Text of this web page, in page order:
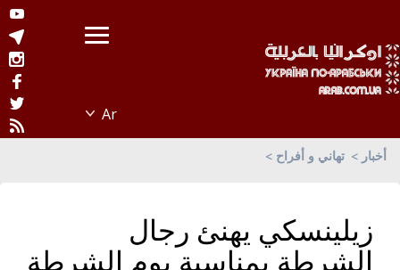
أخبار تهاني و أفراح
زيلينسكي يهنئ رجال
الشرطة بمناسبة يوم الشرطة